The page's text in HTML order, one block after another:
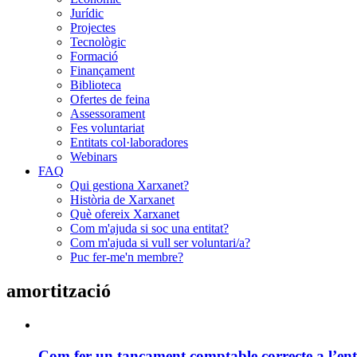
Jurídic
Projectes
Tecnològic
Formació
Finançament
Biblioteca
Ofertes de feina
Assessorament
Fes voluntariat
Entitats col·laboradores
Webinars
FAQ
Qui gestiona Xarxanet?
Història de Xarxanet
Què ofereix Xarxanet
Com m'ajuda si soc una entitat?
Com m'ajuda si vull ser voluntari/a?
Puc fer-me'n membre?
amortització